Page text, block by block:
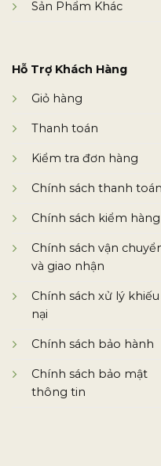
Sản Phẩm Khác
Hỗ Trợ Khách Hàng
Giỏ hàng
Thanh toán
Kiểm tra đơn hàng
Chính sách thanh toán
Chính sách kiểm hàng
Chính sách vận
và giao nhận
Chính sách xử lý khiếu
nại
Chính sách bảo hành
Chính sách bảo mật
thông tin